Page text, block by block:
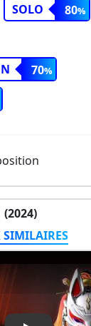
SOLO
80
70
(2024)
SIMILAIRES